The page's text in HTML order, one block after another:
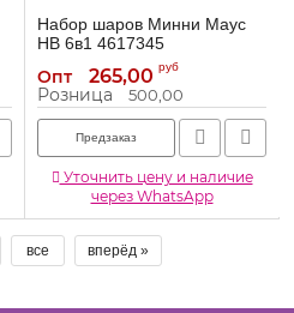
Набор шаров Минни Маус
HB 6в1 4617345
Артикул: 4617345
Опт 265,00 руб
Розница 500,00
Предзаказ
Уточнить цену и наличие
через WhatsApp
все вперёд »